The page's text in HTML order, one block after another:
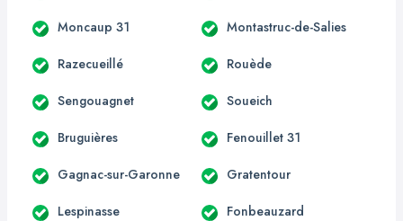
Moncaup 31 Montastruc-de-Salies
Razecueillé Rouède
Sengouagnet Soueich
Bruguières Fenouillet 31
Gagnac-sur-Garonne Gratentour
Lespinasse Fonbeauzard